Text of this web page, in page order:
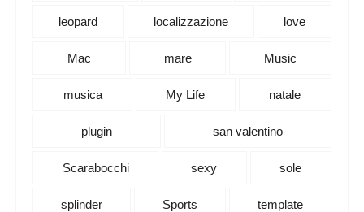
leopard localizzazione love
Mac mare Music
musica My Life natale
plugin san valentino
Scarabocchi sexy sole
splinder Sports template